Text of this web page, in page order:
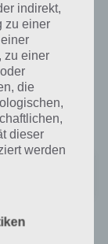
zum download
das nächste Level
die Werbung
und iPod touch,
zu
indirekt,
zu einer
zu einer
die
dieser
werden